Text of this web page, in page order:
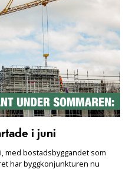
i juni
med bostadsbyggandet som
har byggkonjunkturen nu